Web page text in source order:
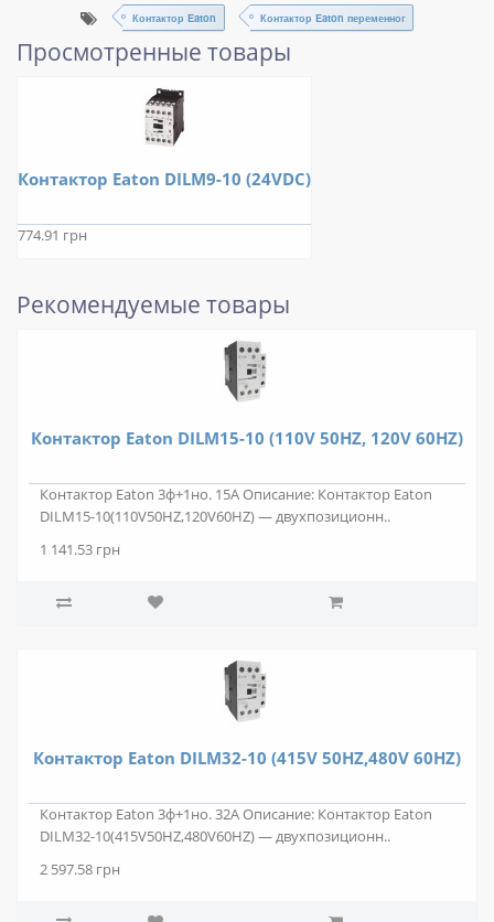
Контактор Eaton Контактор Eaton переменног
Просмотренные товары
Контактор Eaton DILM9-10 (24VDC)
774.91 грн
Рекомендуемые товары
Контактор Eaton DILM15-10 (110V 50HZ, 120V 60HZ)
Контактор Eaton 3ф+1но. 15А Описание: Контактор Eaton
DILM15-10(110V50HZ,120V60HZ) — двухпозиционн..
1 141.53 грн
Контактор Eaton DILM32-10 (415V 50HZ,480V 60HZ)
Контактор Eaton 3ф+1но. 32А Описание: Контактор Eaton
DILM32-10(415V50HZ,480V60HZ) — двухпозиционн..
2 597.58 грн